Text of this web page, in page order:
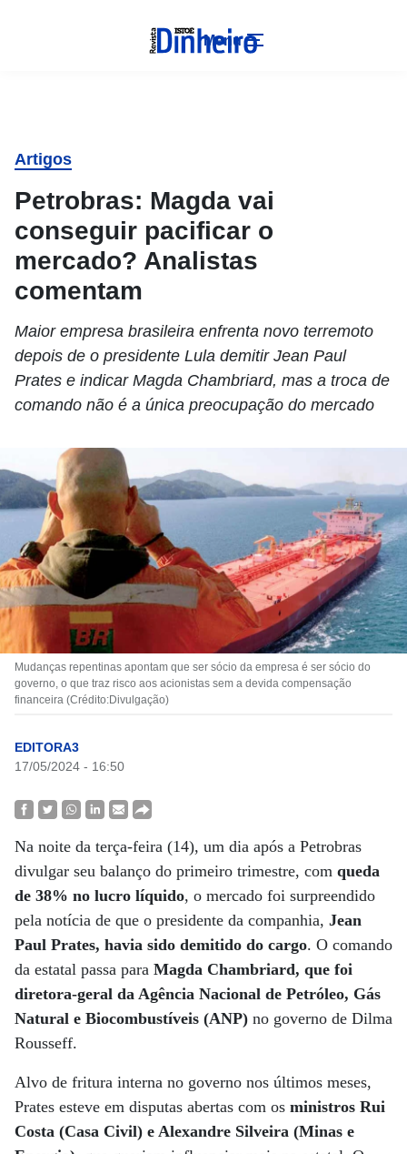
Menu
Artigos
Petrobras: Magda vai
conseguir pacificar o
mercado? Analistas
comentam
Maior empresa brasileira enfrenta novo terremoto
depois de o presidente Lula demitir Jean Paul
Prates e indicar Magda Chambriard, mas a troca de
comando não é a única preocupação do mercado
Mudanças repentinas apontam que ser sócio da empresa é ser sócio do
governo, o que traz risco aos acionistas sem a devida compensação
financeira (Crédito:Divulgação)
EDITORA3
17/05/2024 - 16:50
Na noite da terça-feira (14), um dia após a Petrobras
divulgar seu balanço do primeiro trimestre, com queda
de 38% no lucro líquido, o mercado foi surpreendido
pela notícia de que o presidente da companhia, Jean
Paul Prates, havia sido demitido do cargo. O comando
da estatal passa para Magda Chambriard, que foi
diretora-geral da Agência Nacional de Petróleo, Gás
Natural e Biocombustíveis (ANP) no governo de Dilma
Rousseff.
Alvo de fritura interna no governo nos últimos meses,
Prates esteve em disputas abertas com os ministros Rui
Costa (Casa Civil) e Alexandre Silveira (Minas e